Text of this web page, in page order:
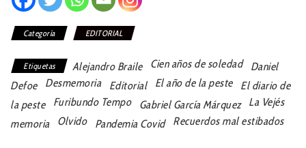
Categoría EDITORIAL
Etiquetas Alejandro Braile Cien años de soledad
Daniel
Defoe
Desmemoria Editorial El año de la peste
El diario de
la peste
Furibundo Tempo Gabriel García Márquez
La Vejés
memoria
Olvido Pandemia Covid Recuerdos mal estibados